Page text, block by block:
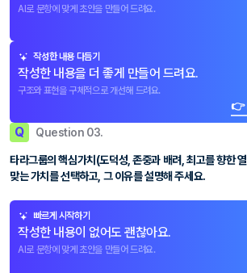
AI로 문항에 맞게 초안을 만들어 드려요.
작성한 내용 다듬기
작성한 내용을 더 좋게 만들어 드려요.
구조와 표현을 구체적으로 개선해 드려요.
👉
Q Question 03.
타라그룹의 핵심가치(도덕성, 존중과 배려, 최고를 향한
맞는 가치를 선택하고, 그 이유를 설명해 주세요.
빠르게 시작하기
작성한 내용이 없어도 괜찮아요.
AI로 문항에 맞게 초안을 만들어 드려요.